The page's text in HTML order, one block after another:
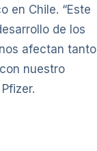
en Chile. “Este
de los
afectan tanto
nuestro